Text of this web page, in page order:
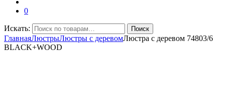
0
Искать: Поиск
ГлавнаяЛюстрыЛюстры с деревомЛюстра с деревом 74803/6
BLACK+WOOD